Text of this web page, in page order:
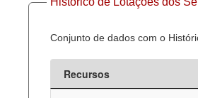
Conjunto de dados com o
Recursos